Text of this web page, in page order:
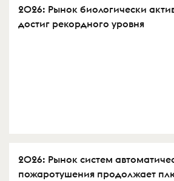
2026: Рынок биологически
достиг рекордного уровня
2026: Рынок систем
пожаротушения продолжает